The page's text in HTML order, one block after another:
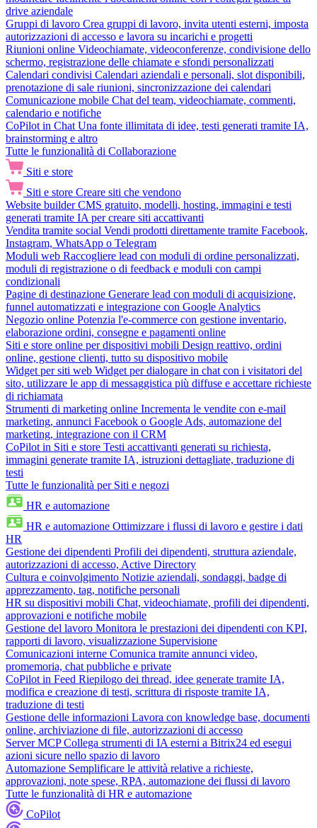
drive aziendale
Gruppi di lavoro Crea gruppi di lavoro, invita utenti esterni, imposta
autorizzazioni di accesso e lavora su incarichi e progetti
Riunioni online Videochiamate, videoconferenze, condivisione dello
schermo, registrazione delle chiamate e sfondi personalizzati
Calendari condivisi Calendari aziendali e personali, slot disponibili,
prenotazione di sale riunioni, sincronizzazione dei calendari
Comunicazione mobile Chat del team, videochiamate, commenti,
calendario e notifiche
CoPilot in Chat Una fonte illimitata di idee, testi generati tramite IA,
brainstorming e altro
Tutte le funzionalità di Collaborazione
Siti e store
Siti e store Creare siti che vendono
Website builder CMS gratuito, modelli, hosting, immagini e testi
generati tramite IA per creare siti accattivanti
Vendita tramite social Vendi prodotti direttamente tramite Facebook,
Instagram, WhatsApp o Telegram
Moduli web Raccogliere lead con moduli di ordine personalizzati,
moduli di registrazione o di feedback e moduli con campi
condizionali
Pagine di destinazione Generare lead con moduli di acquisizione,
funnel automatizzati e integrazione con Google Analytics
Negozio online Potenzia l'e-commerce con gestione inventario,
elaborazione ordini, consegne e pagamenti online
Siti e store online per dispositivi mobili Design reattivo, ordini
online, gestione clienti, tutto su dispositivo mobile
Widget per siti web Widget per dialogare in chat con i visitatori del
sito, utilizzare le app di messaggistica più diffuse e accettare richieste
di richiamata
Strumenti di marketing online Incrementa le vendite con e-mail
marketing, annunci Facebook o Google Ads, automazione del
marketing, integrazione con il CRM
CoPilot in Siti e store Testi accattivanti generati su richiesta,
immagini generate tramite IA, istruzioni dettagliate, traduzione di
testi
Tutte le funzionalità per Siti e negozi
HR e automazione
HR e automazione Ottimizzare i flussi di lavoro e gestire i dati
HR
Gestione dei dipendenti Profili dei dipendenti, struttura aziendale,
autorizzazioni di accesso, Active Directory
Cultura e coinvolgimento Notizie aziendali, sondaggi, badge di
apprezzamento, tag, notifiche personali
HR su dispositivi mobili Chat, videochiamate, profili dei dipendenti,
approvazioni e notifiche mobile
Gestione del lavoro Monitora le prestazioni dei dipendenti con KPI,
rapporti di lavoro, visualizzazione Supervisione
Comunicazioni interne Comunica tramite annunci video,
promemoria, chat pubbliche e private
CoPilot in Feed Riepilogo dei thread, idee generate tramite IA,
modifica e creazione di testi, scrittura di risposte tramite IA,
traduzione di testi
Gestione delle informazioni Lavora con knowledge base, documenti
online, archiviazione di file, autorizzazioni di accesso
Server MCP Collega strumenti di IA esterni a Bitrix24 ed esegui
azioni sicure nello spazio di lavoro
Automazione Semplificare le attività relative a richieste,
approvazioni, note spese, RPA, automazione dei flussi di lavoro
Tutte le funzionalità di HR e automazione
CoPilot